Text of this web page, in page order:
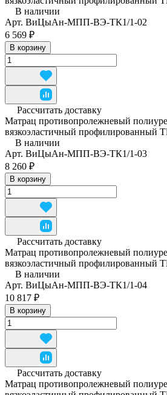
В наличии
Арт. ВиЦыАн-МПП-ВЭ-ТК1/1-02
6 569 ₽
В корзину
Рассчитать доставку
Матрац противопролежневый
вязкоэластичный профилированный
В наличии
Арт. ВиЦыАн-МПП-ВЭ-ТК1/1-03
8 260 ₽
В корзину
Рассчитать доставку
Матрац противопролежневый
вязкоэластичный профилированный
В наличии
Арт. ВиЦыАн-МПП-ВЭ-ТК1/1-04
10 817 ₽
В корзину
Рассчитать доставку
Матрац противопролежневый